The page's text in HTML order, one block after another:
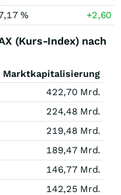
% +2,60
(Kurs-Index) nach
Marktkapitalisierung
422,70 Mrd.
224,48 Mrd.
219,48 Mrd.
189,47 Mrd.
146,77 Mrd.
142,25 Mrd.